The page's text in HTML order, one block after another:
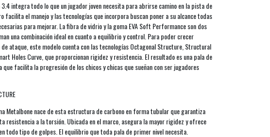
3.4 integra todo lo que un jugador joven necesita para abrirse camino en la pista de
facilita el manejo y las tecnologías que incorpora buscan poner a su alcance todas
para mejorar. La fibra de vidrio y la goma EVA Soft Performance son dos
una combinación ideal en cuanto a equilibrio y control. Para poder crecer
ataque, este modelo cuenta con las tecnologías Octagonal Structure, Structural
Holes Curve, que proporcionan rigidez y resistencia. El resultado es una pala de
que facilita la progresión de los chicos y chicas que sueñan con ser jugadores
Metalbone nace de esta estructura de carbono en forma tubular que garantiza
resistencia a la torsión. Ubicada en el marco, asegura la mayor rigidez y ofrece
todo tipo de golpes. El equilibrio que toda pala de primer nivel necesita.